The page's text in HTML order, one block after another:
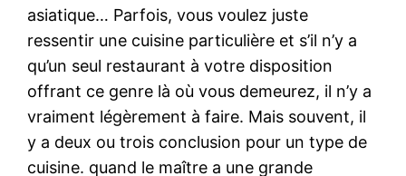
asiatique… Parfois, vous voulez juste
ressentir une cuisine particulière et s’il n’y a
qu’un seul restaurant à votre disposition
offrant ce genre là où vous demeurez, il n’y a
vraiment légèrement à faire. Mais souvent, il
y a deux ou trois conclusion pour un type de
cuisine. quand le maître a une grande